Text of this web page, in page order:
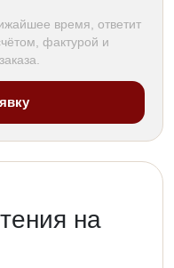
время, ответит
фактурой и
на